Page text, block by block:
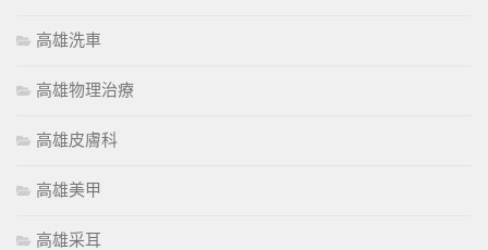
高雄洗車
高雄物理治療
高雄皮膚科
高雄美甲
高雄采耳